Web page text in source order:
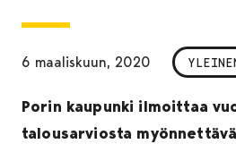
6 maaliskuun, 2020
Porin kaupunki ilmoittaa
talousarviosta